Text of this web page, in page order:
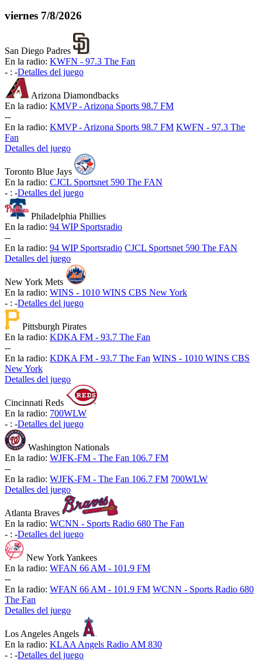
viernes 7/8/2026
San Diego Padres
En la radio: KWFN - 97.3 The Fan
- : -Detalles del juego
Arizona Diamondbacks
En la radio: KMVP - Arizona Sports 98.7 FM
--
En la radio: KMVP - Arizona Sports 98.7 FM KWFN - 97.3 The
Fan
Detalles del juego
Toronto Blue Jays
En la radio: CJCL Sportsnet 590 The FAN
- : -Detalles del juego
Philadelphia Phillies
En la radio: 94 WIP Sportsradio
--
En la radio: 94 WIP Sportsradio CJCL Sportsnet 590 The FAN
Detalles del juego
New York Mets
En la radio: WINS - 1010 WINS CBS New York
- : -Detalles del juego
Pittsburgh Pirates
En la radio: KDKA FM - 93.7 The Fan
--
En la radio: KDKA FM - 93.7 The Fan WINS - 1010 WINS CBS
New York
Detalles del juego
Cincinnati Reds
En la radio: 700WLW
- : -Detalles del juego
Washington Nationals
En la radio: WJFK-FM - The Fan 106.7 FM
--
En la radio: WJFK-FM - The Fan 106.7 FM 700WLW
Detalles del juego
Atlanta Braves
En la radio: WCNN - Sports Radio 680 The Fan
- : -Detalles del juego
New York Yankees
En la radio: WFAN 66 AM - 101.9 FM
--
En la radio: WFAN 66 AM - 101.9 FM WCNN - Sports Radio 680
The Fan
Detalles del juego
Los Angeles Angels
En la radio: KLAA Angels Radio AM 830
- : -Detalles del juego